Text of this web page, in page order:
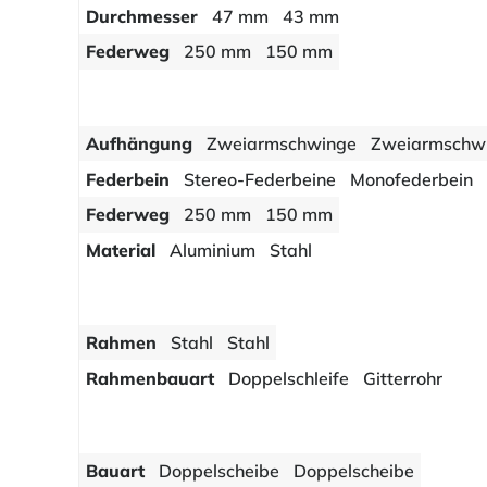
Durchmesser 47 mm
43 mm
Federweg
250 mm 150 mm
Aufhängung Zweiarmschwinge
Federbein
Stereo-Federbeine
Monofederbein
Federweg
250 mm
150 mm
Material
Aluminium Stahl
Rahmen Stahl
Stahl
Rahmenbauart
Doppelschleife Gitterrohr
Bauart Doppelscheibe Doppelscheibe